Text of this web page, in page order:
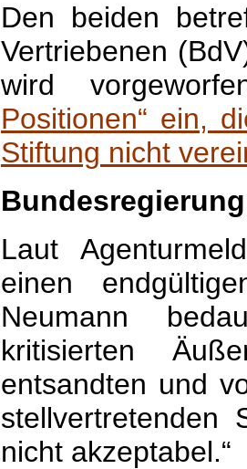
Den beiden
Vertriebenen
wird
Positionen“ ein,
Stiftung nicht
Laut
einen
Neumann
kritisierten
entsandten und
stellvertretenden
nicht akzeptabel.“